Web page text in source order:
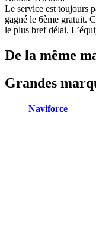
Le service est toujours
gagné le 6ème gratuit.
le plus bref délai.
De la même
Grandes
Naviforce